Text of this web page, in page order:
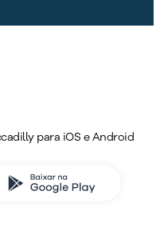
para iOS e Android